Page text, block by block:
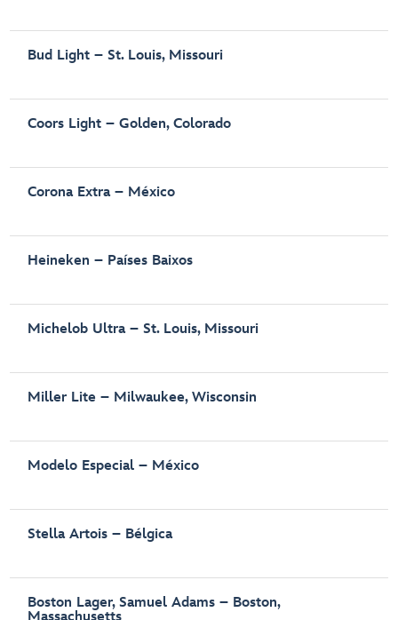
Bud Light – St. Louis, Missouri
Coors Light – Golden, Colorado
Corona Extra – México
Heineken – Países Baixos
Michelob Ultra – St. Louis, Missouri
Miller Lite – Milwaukee, Wisconsin
Modelo Especial – México
Stella Artois – Bélgica
Boston Lager, Samuel Adams – Boston,